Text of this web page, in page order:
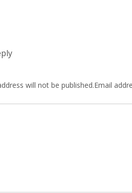
will not be published.Email